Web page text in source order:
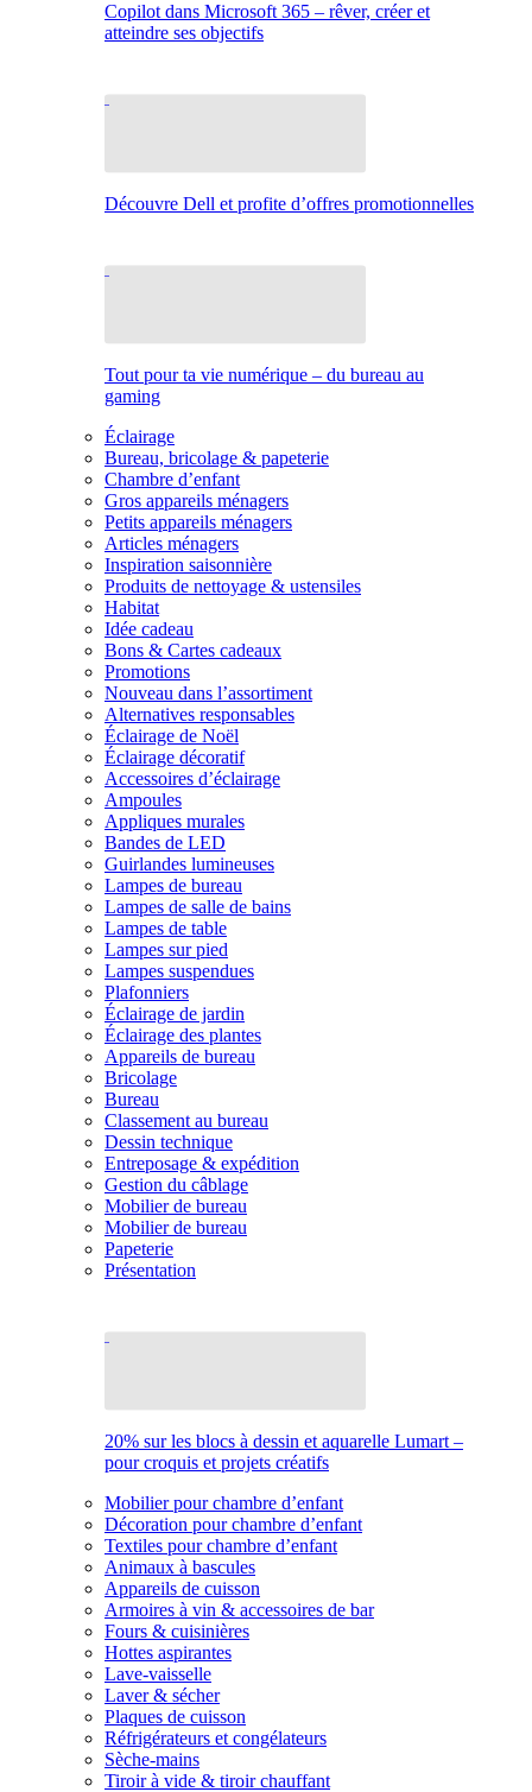
Copilot dans Microsoft 365 – rêver, créer et
atteindre ses objectifs
Découvre Dell et profite d’offres promotionnelles
Tout pour ta vie numérique – du bureau au
gaming
Éclairage
Bureau, bricolage & papeterie
Chambre d’enfant
Gros appareils ménagers
Petits appareils ménagers
Articles ménagers
Inspiration saisonnière
Produits de nettoyage & ustensiles
Habitat
Idée cadeau
Bons & Cartes cadeaux
Promotions
Nouveau dans l’assortiment
Alternatives responsables
Éclairage de Noël
Éclairage décoratif
Accessoires d’éclairage
Ampoules
Appliques murales
Bandes de LED
Guirlandes lumineuses
Lampes de bureau
Lampes de salle de bains
Lampes de table
Lampes sur pied
Lampes suspendues
Plafonniers
Éclairage de jardin
Éclairage des plantes
Appareils de bureau
Bricolage
Bureau
Classement au bureau
Dessin technique
Entreposage & expédition
Gestion du câblage
Mobilier de bureau
Mobilier de bureau
Papeterie
Présentation
20% sur les blocs à dessin et aquarelle Lumart –
pour croquis et projets créatifs
Mobilier pour chambre d’enfant
Décoration pour chambre d’enfant
Textiles pour chambre d’enfant
Animaux à bascules
Appareils de cuisson
Armoires à vin & accessoires de bar
Fours & cuisinières
Hottes aspirantes
Lave-vaisselle
Laver & sécher
Plaques de cuisson
Réfrigérateurs et congélateurs
Sèche-mains
Tiroir à vide & tiroir chauffant